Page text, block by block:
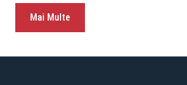
Mai Multe